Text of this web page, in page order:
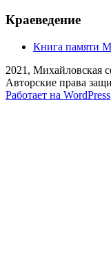
Краеведение
Книга памяти
2021, Михайловская
Авторские права
Работает на WordPress